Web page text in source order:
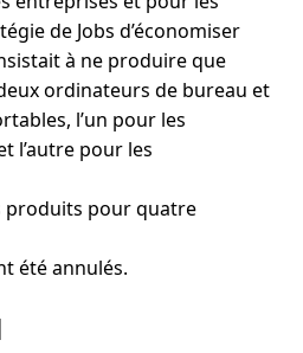
de Jobs d’économiser
à ne produire que
ordinateurs de bureau et
l’un pour les
l’autre pour les
produits pour quatre
été annulés.